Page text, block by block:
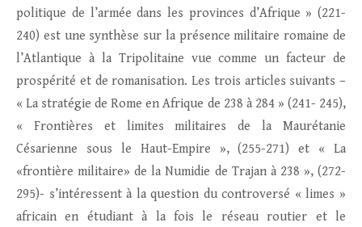
politique de l’armée dans les provinces d’Afrique » (221-
240) est une synthèse sur la présence militaire romaine de
l’Atlantique à la Tripolitaine vue comme un facteur de
prospérité et de romanisation. Les trois articles suivants –
« La stratégie de Rome en Afrique de 238 à 284 » (241- 245),
« Frontières et limites militaires de la Maurétanie
Césarienne sous le Haut-Empire », (255-271) et « La
«frontière militaire» de la Numidie de Trajan à 238 », (272-
295)- s’intéressent à la question du controversé « limes »
africain en étudiant à la fois le réseau routier et le